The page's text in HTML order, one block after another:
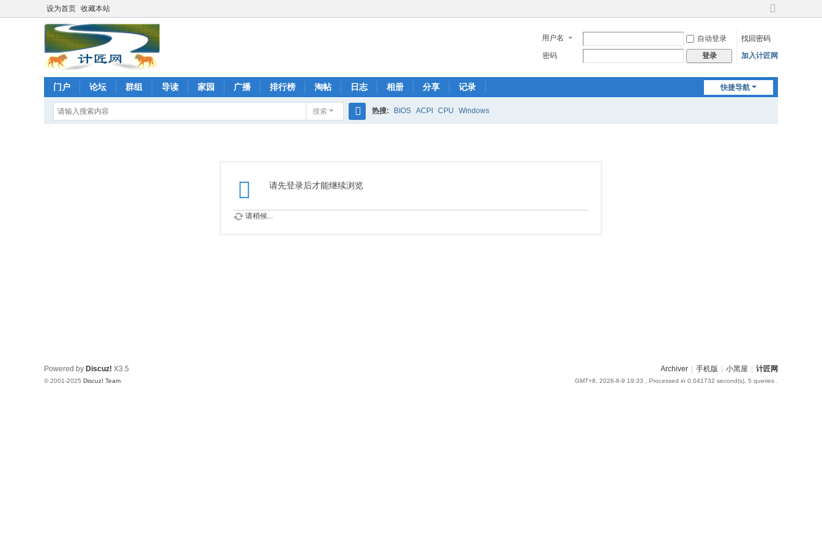
设为首页 收藏本站
切
到
宽
用户名 自动登录
找回密码
密码
登录 加入计匠网
快捷导航
门户 论坛 群组 导读 家园 广播 排行榜 淘帖 日志 相册 分享 记录
搜索 热搜: BIOS ACPI CPU Windows
请先登录后才能继续浏览
请稍候...
Archiver 手机版 小黑屋 计匠网
GMT+8, 2026-8-9 19:33 , Processed in 0.041732 second(s), 5 queries .
Powered by Discuz! X3.5
© 2001-2025 Discuz! Team